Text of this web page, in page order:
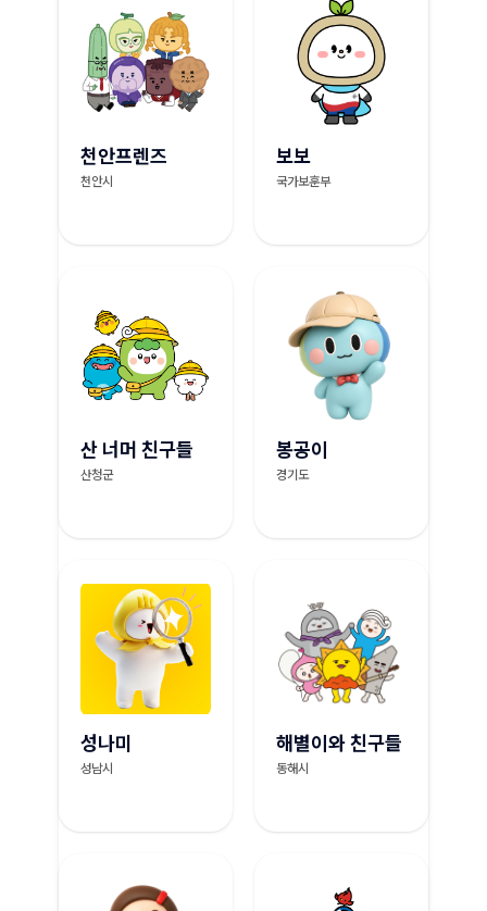
천안프렌즈
천안시
보보
국가보훈부
산 너머 친구들
산청군
봉공이
경기도
성나미
성남시
해별이와 친구들
동해시